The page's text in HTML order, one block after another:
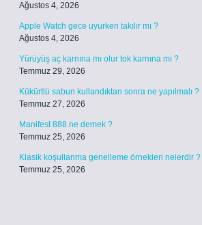
Ağustos 4, 2026
Apple Watch gece uyurken takılır mı ?
Ağustos 4, 2026
Yürüyüş aç karnına mı olur tok karnına mı ?
Temmuz 29, 2026
Kükürtlü sabun kullandıktan sonra ne yapılmalı ?
Temmuz 27, 2026
Manifest 888 ne demek ?
Temmuz 25, 2026
Klasik koşullanma genelleme örnekleri nelerdir ?
Temmuz 25, 2026